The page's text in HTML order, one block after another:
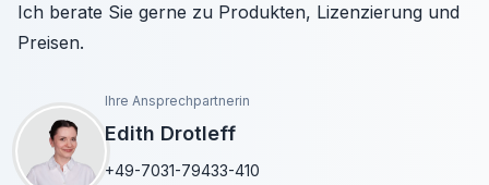
Ich berate Sie gerne zu Produkten, Lizenzierung und
Preisen.
Ihre Ansprechpartnerin
Edith Drotleff
+49-7031-79433-410